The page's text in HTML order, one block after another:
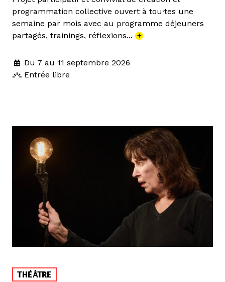
programmation collective ouvert à tou·tes une
semaine par mois avec au programme déjeuners
partagés, trainings, réflexions... +
Du 7 au 11 septembre 2026
Entrée libre
THÉÂTRE